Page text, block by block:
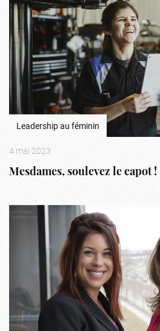
Leadership au féminin
4 mai 2023
Mesdames, soulevez le capot !